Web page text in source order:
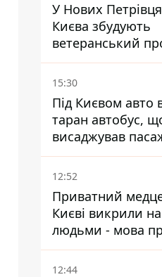
У Нових
Києва збудують
ветеранський
знайшли
15:30
Під Києвом авто
таран автобус,
висаджував
зупинці -
лікарні
12:52
Приватний
Києві викрили на
людьми - мова
сурогатне
12:44